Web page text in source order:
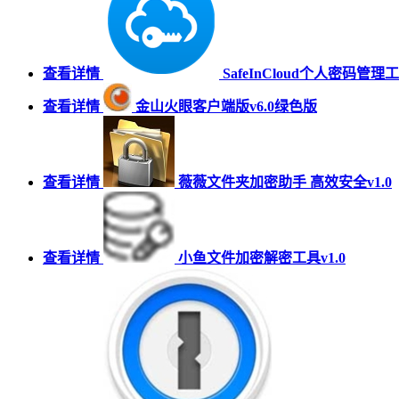
查看详情 SafeInCloud个人密码管理
查看详情 金山火眼客户端版v6.0绿色版
查看详情 薇薇文件夹加密助手 高效安全v1.0
查看详情 小鱼文件加密解密工具v1.0